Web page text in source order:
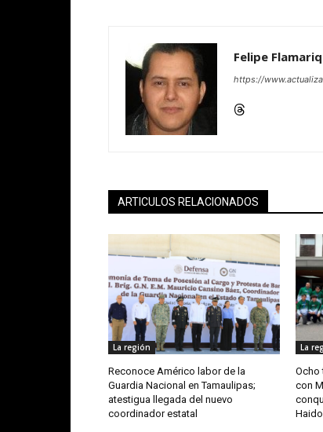
Felipe
https://
ARTICULOS RELACIONADOS
La región
Reconoce Américo labor de la
Guardia Nacional en Tamaulipas;
atestigua llegada del nuevo
coordinador estatal
La
Ocho
con